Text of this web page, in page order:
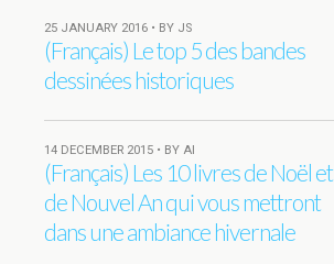
25 JANUARY 2016 • BY JS
(Français) Le top 5 des bandes
dessinées historiques
14 DECEMBER 2015 • BY AI
(Français) Les 10 livres de Noël et
de Nouvel An qui vous mettront
dans une ambiance hivernale